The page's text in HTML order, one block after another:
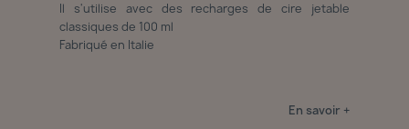
Il s'utilise avec des recharges de cire jetable
classiques de 100 ml
Fabriqué en Italie
En savoir +